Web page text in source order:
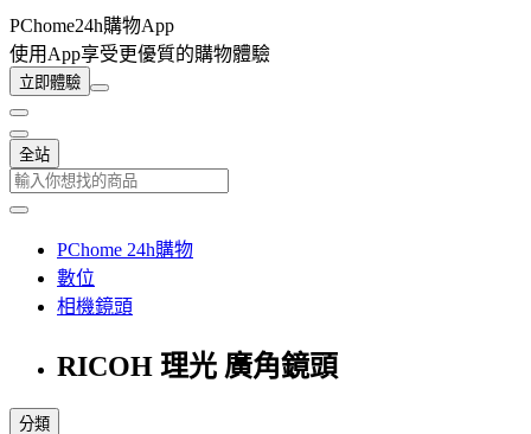
PChome24h購物App
使用App享受更優質的購物體驗
立即體驗
全站
PChome 24h購物
數位
相機鏡頭
RICOH 理光 廣角鏡頭
分類